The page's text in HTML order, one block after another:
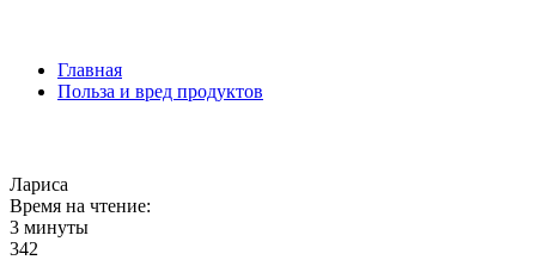
Главная
Польза и вред продуктов
Лариса
Время на чтение:
3 минуты
342